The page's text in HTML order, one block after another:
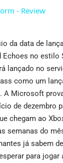
- Review
da data de
Echoes no estilo
lançado no
como um
A Microsoft
de dezembro
chegam ao
semanas do
já sabem
para jogar